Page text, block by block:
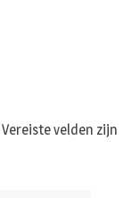
Vereiste velden zijn